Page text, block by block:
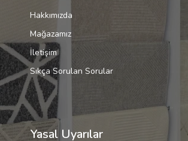
Hakkımızda
Mağazamız
İletişim
Sıkça Sorulan Sorular
Yasal Uyarılar